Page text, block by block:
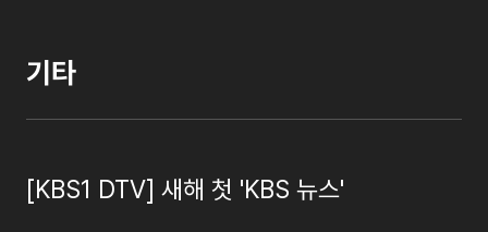
기타
[KBS1 DTV] 새해 첫 'KBS 뉴스'